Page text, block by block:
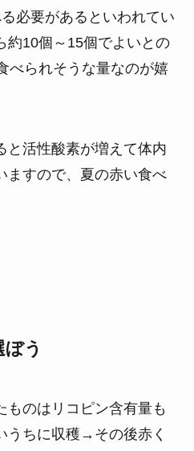
必要があるといわれてい
約10個～15個でよいとの
べられそうな量なのが嬉
と活性酸素が増えて体内
ますので、夏の赤い食べ
う
ものはリコピン含有量も
うちに収穫→その後赤く